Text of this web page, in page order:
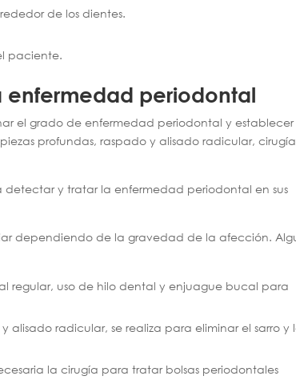
de los dientes.
paciente.
enfermedad periodontal
el grado de enfermedad periodontal y establecer
profundas, raspado y alisado radicular, cirugía
detectar y tratar la enfermedad periodontal en sus
dependiendo de la gravedad de la afección.
regular, uso de hilo dental y enjuague bucal para
radicular, se realiza para eliminar el sarro y
la cirugía para tratar bolsas periodontales